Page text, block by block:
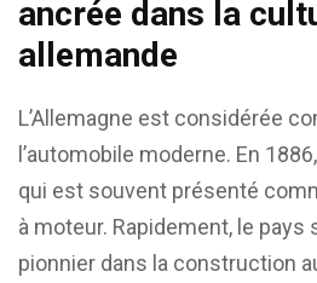
ancrée dans la
allemande
L’Allemagne est considérée
l’automobile moderne. En
qui est souvent présenté
à moteur. Rapidement, le pays
pionnier dans la construction